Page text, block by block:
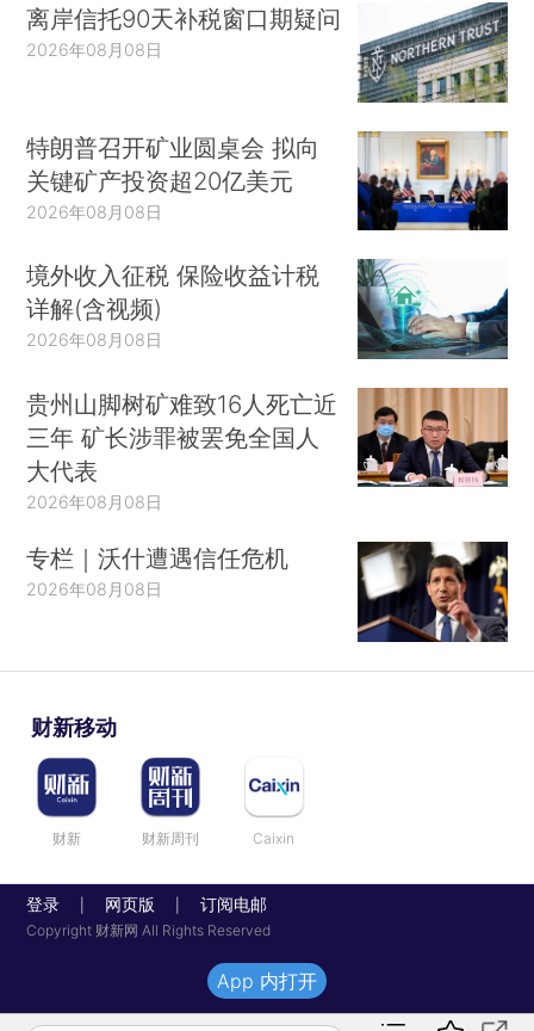
离岸信托90天补税窗口期疑问
2026年08月08日
特朗普召开矿业圆桌会 拟向
关键矿产投资超20亿美元
2026年08月08日
境外收入征税 保险收益计税
详解(含视频)
2026年08月08日
贵州山脚树矿难致16人死亡近
三年 矿长涉罪被罢免全国人
大代表
2026年08月08日
专栏｜沃什遭遇信任危机
2026年08月08日
财新移动
财新 财新周刊 Caixin
登录 网页版 订阅电邮
Copyright 财新网 All Rights Reserved
App 内打开